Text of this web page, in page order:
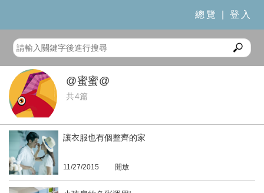
總覽 登入
@蜜蜜@
共4篇
讓衣服也有個整齊的家
11/27/2015 開放